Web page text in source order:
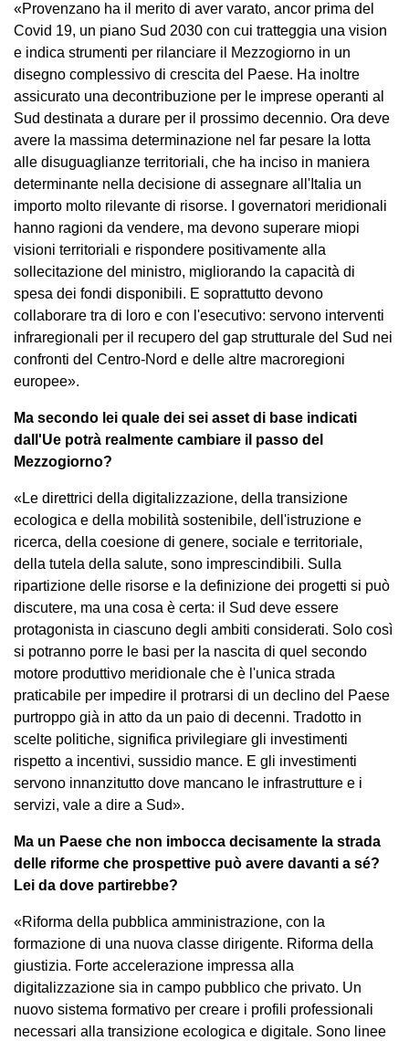
«Provenzano ha il merito di aver varato, ancor prima del
Covid 19, un piano Sud 2030 con cui tratteggia una vision
e indica strumenti per rilanciare il Mezzogiorno in un
disegno complessivo di crescita del Paese. Ha inoltre
assicurato una decontribuzione per le imprese operanti al
Sud destinata a durare per il prossimo decennio. Ora deve
avere la massima determinazione nel far pesare la lotta
alle disuguaglianze territoriali, che ha inciso in maniera
determinante nella decisione di assegnare all'Italia un
importo molto rilevante di risorse. I governatori meridionali
hanno ragioni da vendere, ma devono superare miopi
visioni territoriali e rispondere positivamente alla
sollecitazione del ministro, migliorando la capacità di
spesa dei fondi disponibili. E soprattutto devono
collaborare tra di loro e con l'esecutivo: servono interventi
infraregionali per il recupero del gap strutturale del Sud nei
confronti del Centro-Nord e delle altre macroregioni
europee».
Ma secondo lei quale dei sei asset di base indicati
dall'Ue potrà realmente cambiare il passo del
Mezzogiorno?
«Le direttrici della digitalizzazione, della transizione
ecologica e della mobilità sostenibile, dell'istruzione e
ricerca, della coesione di genere, sociale e territoriale,
della tutela della salute, sono imprescindibili. Sulla
ripartizione delle risorse e la definizione dei progetti si può
discutere, ma una cosa è certa: il Sud deve essere
protagonista in ciascuno degli ambiti considerati. Solo così
si potranno porre le basi per la nascita di quel secondo
motore produttivo meridionale che è l'unica strada
praticabile per impedire il protrarsi di un declino del Paese
purtroppo già in atto da un paio di decenni. Tradotto in
scelte politiche, significa privilegiare gli investimenti
rispetto a incentivi, sussidio mance. E gli investimenti
servono innanzitutto dove mancano le infrastrutture e i
servizi, vale a dire a Sud».
Ma un Paese che non imbocca decisamente la strada
delle riforme che prospettive può avere davanti a sé?
Lei da dove partirebbe?
«Riforma della pubblica amministrazione, con la
formazione di una nuova classe dirigente. Riforma della
giustizia. Forte accelerazione impressa alla
digitalizzazione sia in campo pubblico che privato. Un
nuovo sistema formativo per creare i profili professionali
necessari alla transizione ecologica e digitale. Sono linee